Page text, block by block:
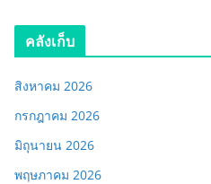
คลังเก็บ
สิงหาคม 2026
กรกฎาคม 2026
มิถุนายน 2026
พฤษภาคม 2026